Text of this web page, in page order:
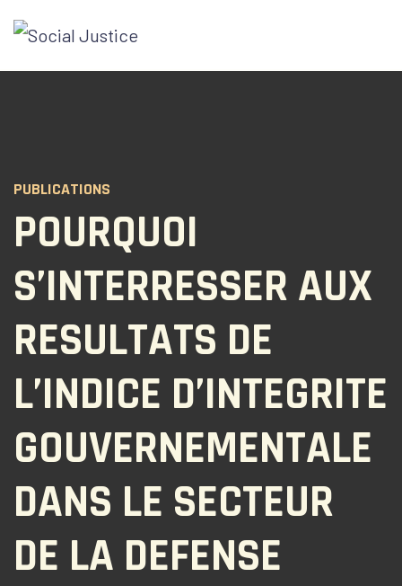
PUBLICATIONS
POURQUOI
S’INTERRESSER AUX
RESULTATS DE
L’INDICE D’INTEGRITE
GOUVERNEMENTALE
DANS LE SECTEUR
DE LA DEFENSE